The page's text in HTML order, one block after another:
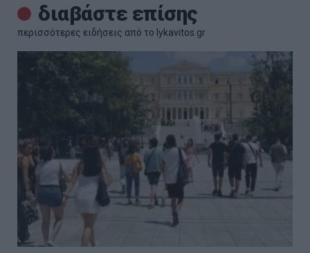
διαβάστε επίσης
περισσότερες ειδήσεις από το lykavitos.gr